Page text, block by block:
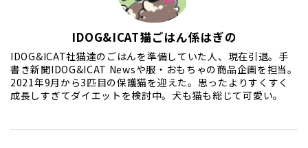
IDOG&ICAT猫ごはん係はぎの
IDOG&ICAT社猫達のごはんを準備していた人、現在引退。手
書き新聞IDOG&ICAT Newsや服・おもちゃの商品企画を担当。
2021年9月から3匹目の保護猫を迎えた。思ったよりすくすく
成長しすぎてダイエットを検討中。犬も猫も総じて可愛い。